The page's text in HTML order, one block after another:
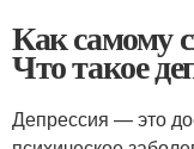
Как самому
Что такое
Депрессия — это